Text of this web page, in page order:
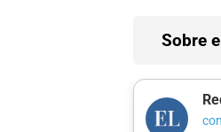
Sobre